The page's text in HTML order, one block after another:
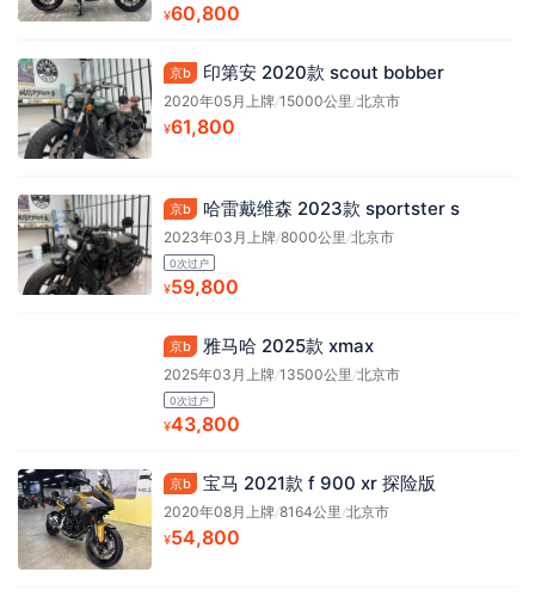
¥60,800
京b 印第安 2020款 scout bobber
2020年05月上牌/15000公里/北京市
¥61,800
京b 哈雷戴维森 2023款 sportster s
2023年03月上牌/8000公里/北京市
0次过户
¥59,800
京b 雅马哈 2025款 xmax
2025年03月上牌/13500公里/北京市
0次过户
¥43,800
京b 宝马 2021款 f 900 xr 探险版
2020年08月上牌/8164公里/北京市
¥54,800